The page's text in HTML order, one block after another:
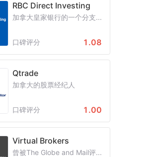
RBC Direct Investing
加拿大皇家银行的一个分支...
口碑评分 1.08
Qtrade
加拿大的股票经纪人
口碑评分 1.00
Virtual Brokers
曾被The Globe and Mail评...